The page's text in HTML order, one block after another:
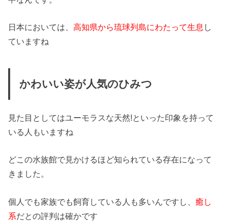
日本においては、高知県から琉球列島にわたって生息 し
ていますね
かわいい姿が人気のひみつ
見た目としてはユーモラスな天然!といった印象を持って
いる人もいますね
どこの水族館で見かけるほど知られている存在になって
きました。
個人でも家族でも飼育している人も多いんですし、癒し
系だとの評判は確かです